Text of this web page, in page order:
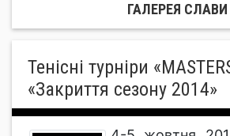
ГАЛЕРЕЯ СЛАВИ
Тенісні турніри
«Закриття сезону 2014»